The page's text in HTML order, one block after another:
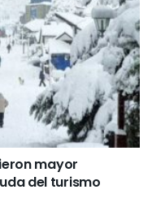
mayor
del turismo